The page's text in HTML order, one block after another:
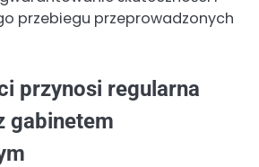
przebiegu przeprowadzonych
przynosi regularna
gabinetem